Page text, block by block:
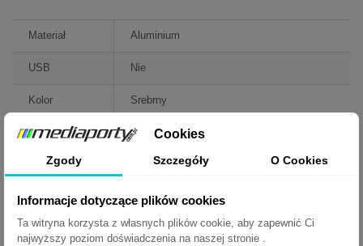
Materiał Aluminium
USB Nie
Kolor Srebrny
Podświetlenie Brak
VGA
RCA Nie
Displayport Nie
Cookies
Zgody Szczegóły O Cookies
Informacje dotyczące plików cookies
Ta witryna korzysta z własnych plików cookie, aby zapewnić Ci
najwyższy poziom doświadczenia na naszej stronie .